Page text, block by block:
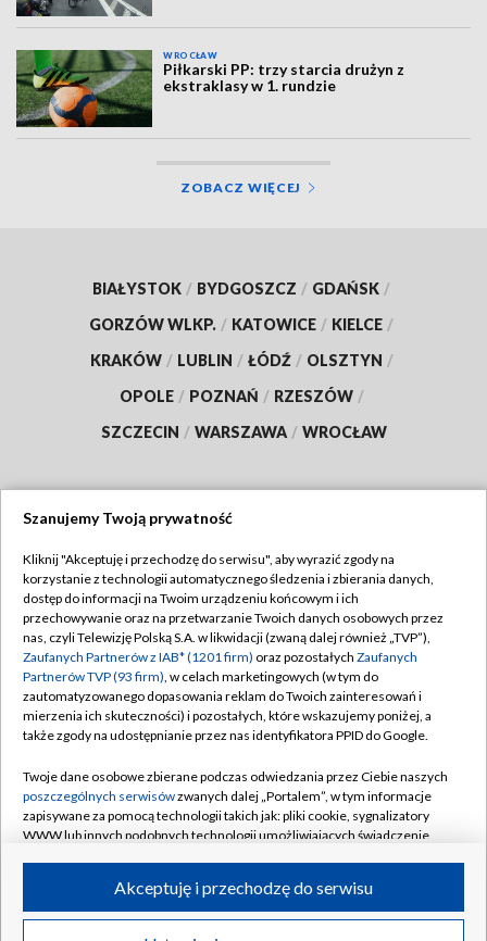
WROCŁAW
Piłkarski PP: trzy starcia drużyn z
ekstraklasy w 1. rundzie
ZOBACZ WIĘCEJ
BIAŁYSTOK / BYDGOSZCZ / GDAŃSK /
GORZÓW WLKP. / KATOWICE / KIELCE /
KRAKÓW / LUBLIN / ŁÓDŹ / OLSZTYN /
OPOLE / POZNAŃ / RZESZÓW /
SZCZECIN / WARSZAWA / WROCŁAW
TVP
Abonament TVP
Emisja w TVP
Centrum informacji TVP
Naziemna Telewizja Cyfrowa
Rada Programowa
System NOS
Informacje o nadawcy
Program dla prasy
Regulamin TVP
Polityka prywatności
Moje zgody
Pomoc
Kontakt
Kanały
©2026 Telewizja Polska S.A. w likwidacji
Szanujemy Twoją prywatność
Kliknij "Akceptuję i przechodzę do serwisu", aby wyrazić zgody na
korzystanie z technologii automatycznego śledzenia i zbierania danych,
dostęp do informacji na Twoim urządzeniu końcowym i ich
przechowywanie oraz na przetwarzanie Twoich danych osobowych przez
nas, czyli Telewizję Polską S.A. w likwidacji (zwaną dalej również „TVP”),
Zaufanych Partnerów z IAB* (1201 firm) oraz pozostałych Zaufanych
Partnerów TVP (93 firm), w celach marketingowych (w tym do
zautomatyzowanego dopasowania reklam do Twoich zainteresowań i
mierzenia ich skuteczności) i pozostałych, które wskazujemy poniżej, a
także zgody na udostępnianie przez nas identyfikatora PPID do Google.
Twoje dane osobowe zbierane podczas odwiedzania przez Ciebie naszych
poszczególnych serwisówzwanych dalej „Portalem”, w tym informacje
zapisywane za pomocą technologii takich jak: pliki cookie, sygnalizatory
WWW lub innych podobnych technologii umożliwiających świadczenie
ruchu w Internecie.
Twoje dane osobowe zbierane podczas odwiedzania przez Ciebie
Akceptuję i przechodzę do serwisu